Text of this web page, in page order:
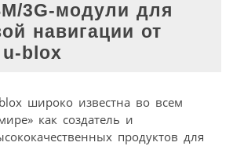
3G-модули для
навигации от
blox
широко известна во всем
как создатель и
продуктов для